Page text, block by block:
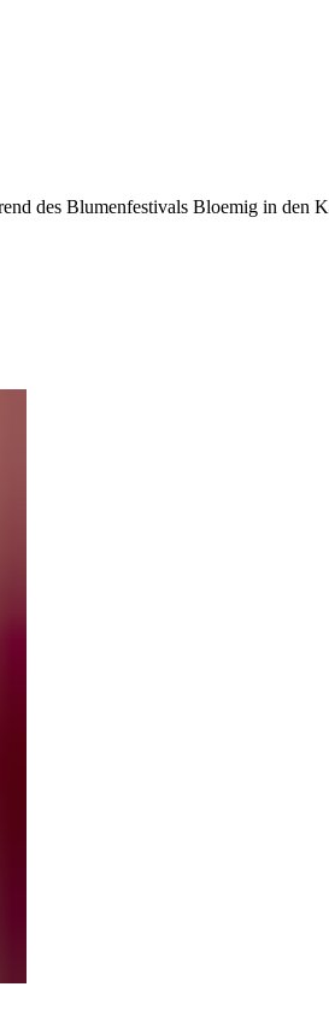
des Blumenfestivals Bloemig in den